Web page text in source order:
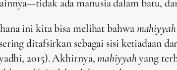
ada manusia dalam batu,
ini kita bisa melihat bahwamahiyyah
ditafsirkan sebagai sisi ketiadaan
2015). Akhirnya,mahiyyahyang